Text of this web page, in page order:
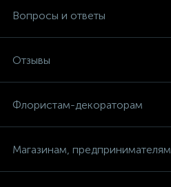
Вопросы и ответы
Отзывы
Флористам-декораторам
Магазинам, предпринимателям